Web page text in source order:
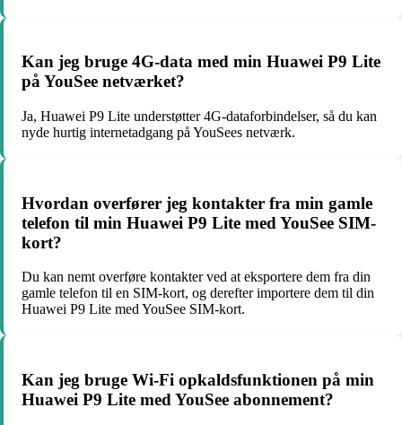
Kan jeg bruge 4G-data med min Huawei P9 Lite
på YouSee netværket?
Ja, Huawei P9 Lite understøtter 4G-dataforbindelser, så du kan
nyde hurtig internetadgang på YouSees netværk.
Hvordan overfører jeg kontakter fra min gamle
telefon til min Huawei P9 Lite med YouSee SIM-
kort?
Du kan nemt overføre kontakter ved at eksportere dem fra din
gamle telefon til en SIM-kort, og derefter importere dem til din
Huawei P9 Lite med YouSee SIM-kort.
Kan jeg bruge Wi-Fi opkaldsfunktionen på min
Huawei P9 Lite med YouSee abonnement?